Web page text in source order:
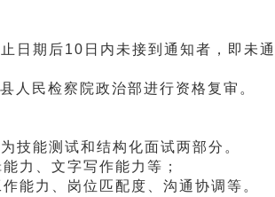
日期后10日内未接到通知者，即未通
民检察院政治部进行资格复审。
能测试和结构化面试两部分。
力、文字写作能力等；
能力、岗位匹配度、沟通协调等。